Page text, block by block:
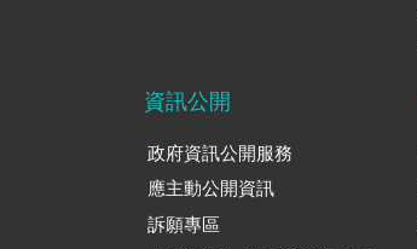
資訊公開
政府資訊公開服務
應主動公開資訊
訴願專區